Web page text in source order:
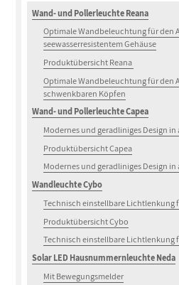
Wand- und Pollerleuchte Reana
Optimale Wandbeleuchtung für den
seewasserresistentem Gehäuse
Produktübersicht Reana
Optimale Wandbeleuchtung für den
schwenkbaren Köpfen
Wand- und Pollerleuchte Capea
Modernes und geradliniges Design
Produktübersicht Capea
Modernes und geradliniges Design
Wandleuchte Cybo
Technisch einstellbare
Produktübersicht Cybo
Technisch einstellbare
Solar LED Hausnummernleuchte Neda
Mit Bewegungsmelder